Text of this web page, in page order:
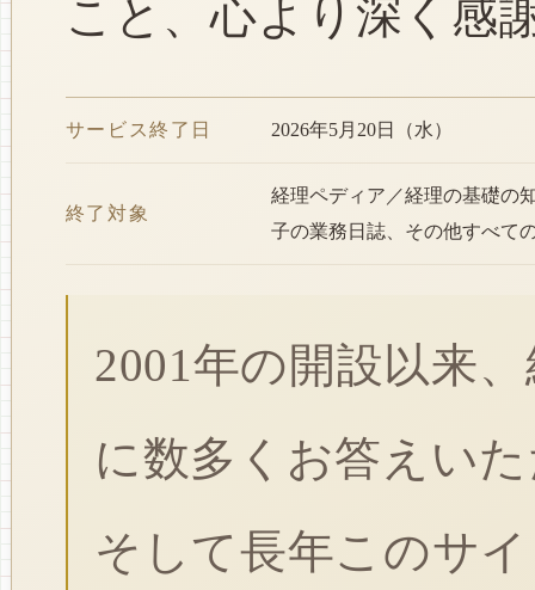
こと、心より深く感
サービス終了日 2026年5月20日（水）
終了対象
経理ペディア／経理の基礎の
子の業務日誌、その他すべて
2001年の開設以来
に数多くお答えい
そして長年このサ